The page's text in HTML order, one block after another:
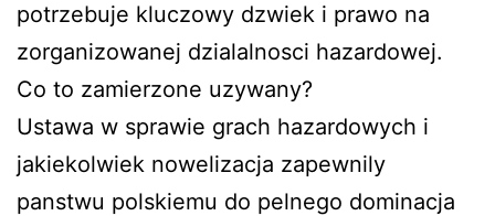
potrzebuje kluczowy dzwiek i prawo na
zorganizowanej dzialalnosci hazardowej.
Co to zamierzone uzywany?
Ustawa w sprawie grach hazardowych i
jakiekolwiek nowelizacja zapewnily
panstwu polskiemu do pelnego dominacja